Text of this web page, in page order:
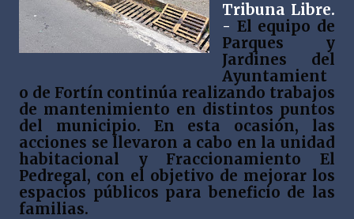
Tribuna Libre.
- El equipo de
Parques y
Jardines del
Ayuntamient
o de Fortín continúa realizando trabajos
de mantenimiento en distintos puntos
del municipio. En esta ocasión, las
acciones se llevaron a cabo en la unidad
habitacional y Fraccionamiento El
Pedregal, con el objetivo de mejorar los
espacios públicos para beneficio de las
familias.